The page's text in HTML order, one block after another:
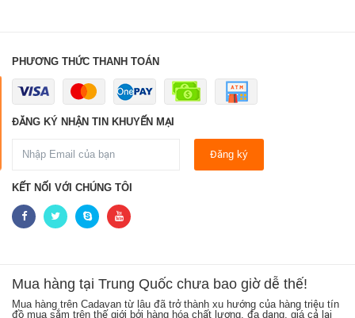
LIÊN HỆ NGAY
PHƯƠNG THỨC THANH TOÁN
ĐĂNG KÝ NHẬN TIN KHUYẾN MẠI
Đăng ký
KẾT NỐI VỚI CHÚNG TÔI
Mua hàng tại Trung Quốc chưa bao giờ dễ thế!
Mua hàng trên Cadavan từ lâu đã trở thành xu hướng của hàng triệu tín
đồ mua sắm trên thế giới bởi hàng hóa chất lượng, đa dạng, giá cả lại